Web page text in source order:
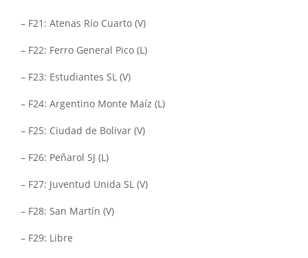
– F21: Atenas Río Cuarto (V)
– F22: Ferro General Pico (L)
– F23: Estudiantes SL (V)
– F24: Argentino Monte Maíz (L)
– F25: Ciudad de Bolivar (V)
– F26: Peñarol SJ (L)
– F27: Juventud Unida SL (V)
– F28: San Martín (V)
– F29: Libre